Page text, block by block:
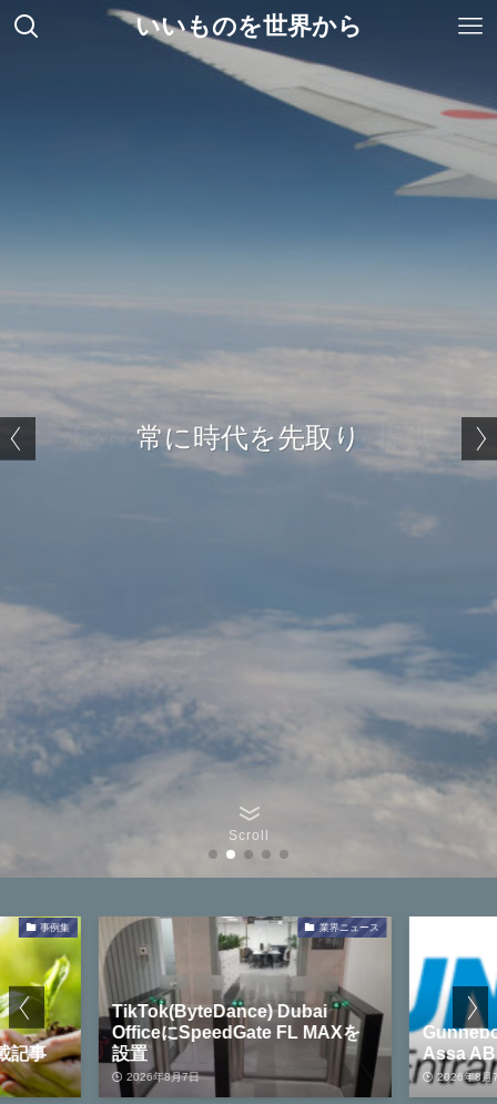
いいものを世界から
世界標準ゲート Gunnebo
常に時代を先取り
海外のユニークな製品を提供
ベストセラーパスポートリーダーADR300
世界標準ゲート Gunnebo
Scroll
業界ニュース
Dubai
にSpeedGate FL MAXを
年8月7日
Gunnebo Entrance
Assa ABLOYが買収
2026年8月7日